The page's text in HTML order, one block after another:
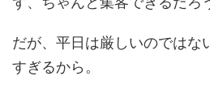
だが、平日は厳しいのではな
すぎるから。